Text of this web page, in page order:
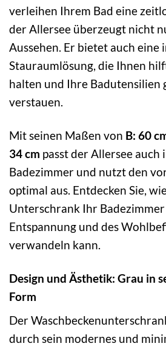
verleihen Ihrem Bad eine
der Allersee überzeugt nicht
Aussehen. Er bietet auch eine
Stauraumlösung, die Ihnen
halten und Ihre Badutensilien
verstauen.
Mit seinen Maßen von B: 60
34 cm passt der Allersee auch
Badezimmer und nutzt den
optimal aus. Entdecken Sie,
Unterschrank Ihr
Entspannung und des
verwandeln kann.
Design und Ästhetik: Grau in
Form
Der
durch sein modernes und